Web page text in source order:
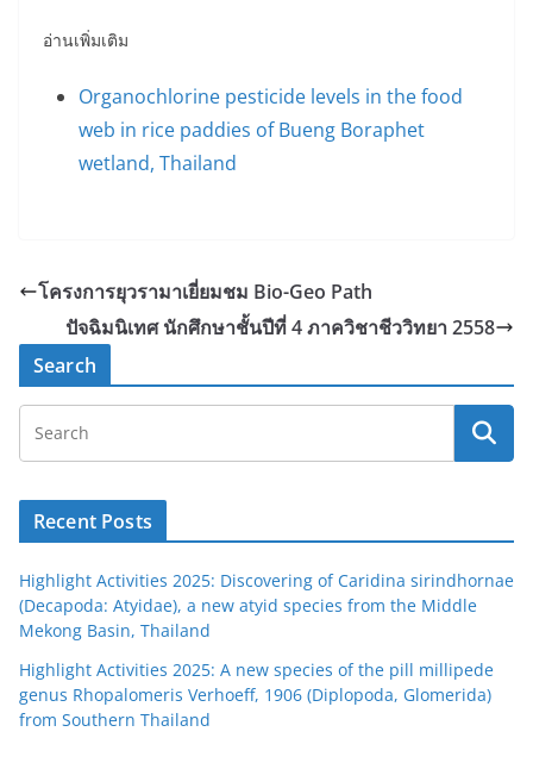
อ่านเพิ่มเติม
Organochlorine pesticide levels in the food
web in rice paddies of Bueng Boraphet
wetland, Thailand
โครงการยุวรามาเยี่ยมชม Bio-Geo Path
ปัจฉิมนิเทศ นักศึกษาชั้นปีที่ 4 ภาควิชาชีววิทยา 2558
Search
Recent Posts
Highlight Activities 2025: Discovering of Caridina sirindhornae
(Decapoda: Atyidae), a new atyid species from the Middle
Mekong Basin, Thailand
Highlight Activities 2025: A new species of the pill millipede
genus Rhopalomeris Verhoeff, 1906 (Diplopoda, Glomerida)
from Southern Thailand